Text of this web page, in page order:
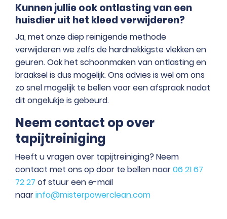
Kunnen jullie ook ontlasting van een
huisdier uit het kleed verwijderen?
Ja, met onze diep reinigende methode
verwijderen we zelfs de hardnekkigste vlekken en
geuren. Ook het schoonmaken van ontlasting en
braaksel is dus mogelijk. Ons advies is wel om ons
zo snel mogelijk te bellen voor een afspraak nadat
dit ongelukje is gebeurd.
Neem contact op over
tapijtreiniging
Heeft u vragen over tapijtreiniging? Neem
contact met ons op door te bellen naar06 21 67
72 27 of stuur een e-mail
naarinfo@misterpowerclean.com